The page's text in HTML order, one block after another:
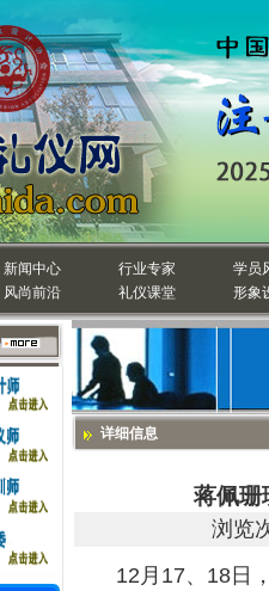
新闻中心 行业专家
学员
风尚前沿 礼仪课堂 形象
详细信息
蒋佩珊
浏览
12月17、18日，